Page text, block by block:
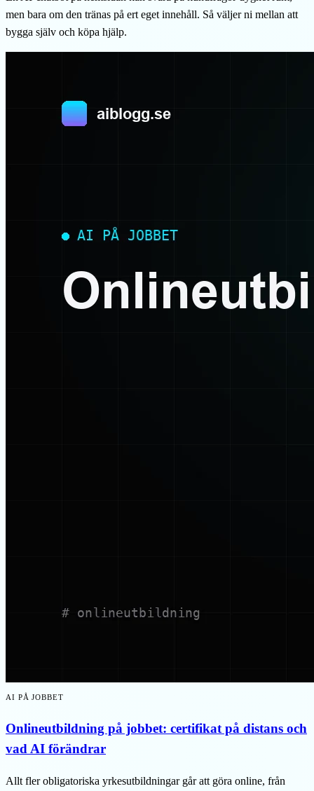
men bara om den tränas på ert eget innehåll. Så väljer ni mellan att
bygga själv och köpa hjälp.
AI PÅ JOBBET
Onlineutbildning på jobbet: certifikat på distans och
vad AI förändrar
Allt fler obligatoriska yrkesutbildningar går att göra online, från